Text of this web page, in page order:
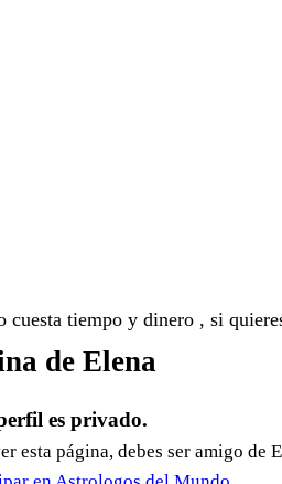
cuesta tiempo y dinero , si
de Elena
es privado.
esta página, debes ser amigo de